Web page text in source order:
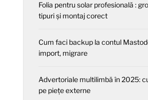
Folia pentru solar profesională :
tipuri și montaj corect
Cum faci backup la contul
import, migrare
Advertoriale multilimbă în 2025:
pe piețe externe